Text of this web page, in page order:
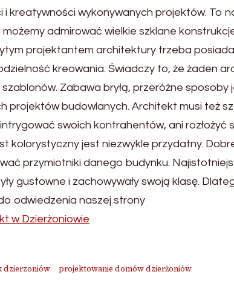
i kreatywności wykonywanych projektów. To
admirować wielkie szklane
projektantem architektury trzeba
kreowania. Świadczy to, że żaden
Zabawa bryłą, przeróżne sposoby
projektów budowlanych. Architekt musi też
swoich kontrahentów, ani rozłożyć
kolorystyczny jest niezwykle przydatny.
przymiotniki danego budynku.
gustowne i zachowywały swoją klasę.
odwiedzenia naszej strony
w Dzierżoniowie
dzierzoniów projektowanie domów dzierżoniów